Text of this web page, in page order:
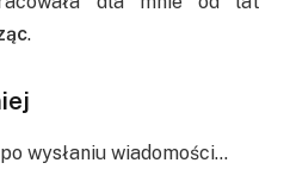
.
wysłaniu wiadomości…